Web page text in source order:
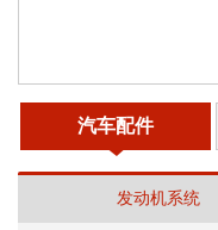
汽车配件
发动机系统